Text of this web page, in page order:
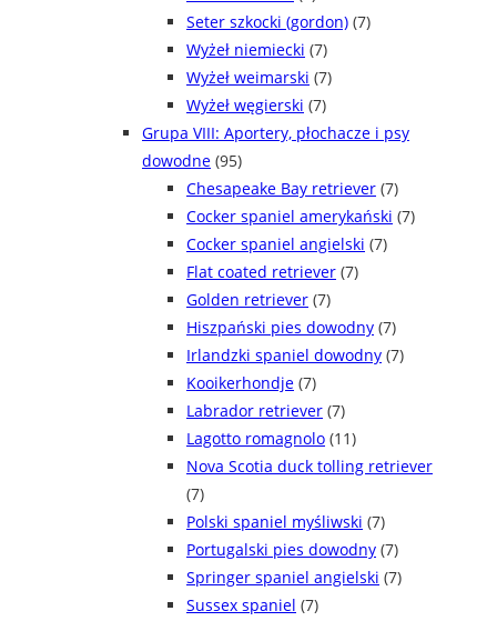
Seter szkocki (gordon) (7)
Wyżeł niemiecki (7)
Wyżeł weimarski (7)
Wyżeł węgierski (7)
Grupa VIII: Aportery, płochacze i psy
dowodne (95)
Chesapeake Bay retriever (7)
Cocker spaniel amerykański (7)
Cocker spaniel angielski (7)
Flat coated retriever (7)
Golden retriever (7)
Hiszpański pies dowodny (7)
Irlandzki spaniel dowodny (7)
Kooikerhondje (7)
Labrador retriever (7)
Lagotto romagnolo (11)
Nova Scotia duck tolling retriever
(7)
Polski spaniel myśliwski (7)
Portugalski pies dowodny (7)
Springer spaniel angielski (7)
Sussex spaniel (7)